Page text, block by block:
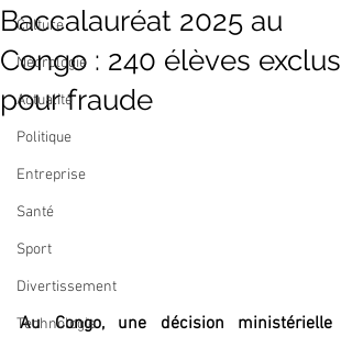
Culture
Nécrologie
Actualité
Politique
Entreprise
Santé
Sport
Divertissement
Technologie
Baccalauréat 2025 au
Congo : 240 élèves exclus
pour fraude
Au Congo, une décision ministérielle